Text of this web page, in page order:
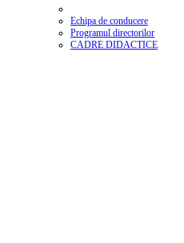
Echipa de conducere
Programul directorilor
CADRE DIDACTICE